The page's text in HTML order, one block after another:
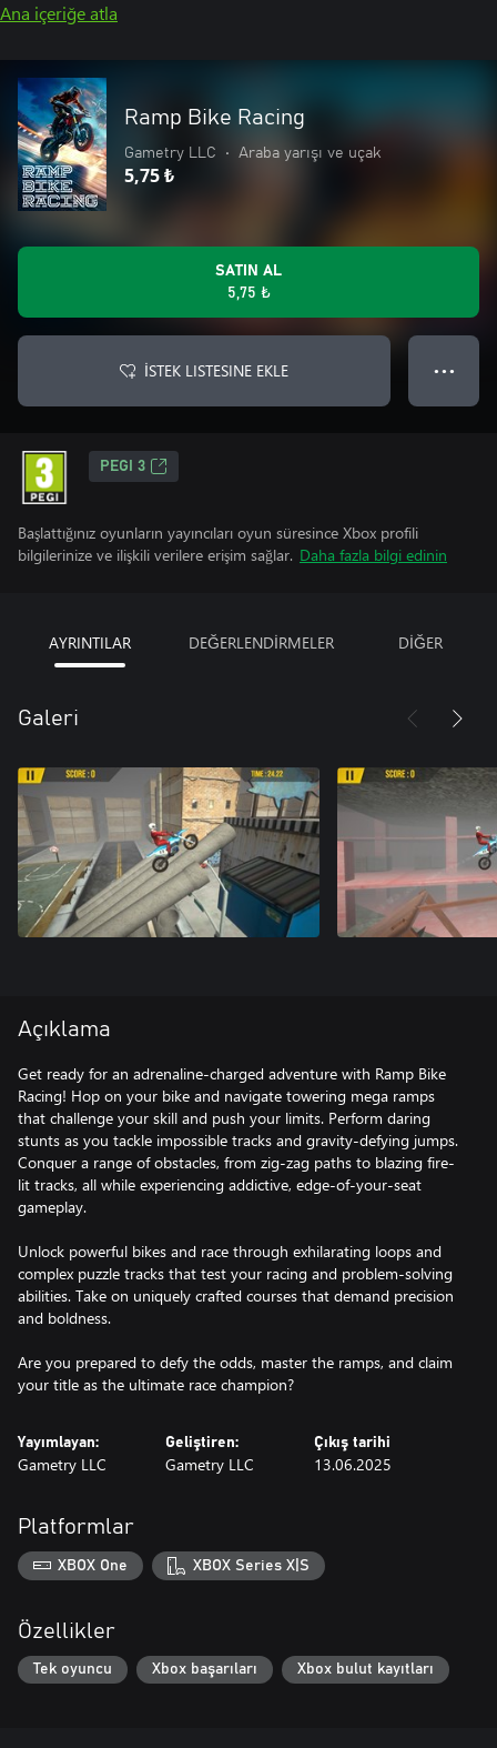
Ana içeriğe atla
Ramp Bike Racing
Gametry LLC • Araba yarışı ve uçak
5,75 ₺
SATIN AL
5,75 ₺
İSTEK LISTESINE EKLE ● ● ●
PEGI 3
Başlattığınız oyunların yayıncıları oyun süresince Xbox profili
bilgilerinize ve ilişkili verilere erişim sağlar. Daha fazla bilgi edinin
AYRINTILAR DEĞERLENDİRMELER DİĞER
Galeri
Açıklama
Get ready for an adrenaline-charged adventure with Ramp Bike
Racing! Hop on your bike and navigate towering mega ramps
that challenge your skill and push your limits. Perform daring
stunts as you tackle impossible tracks and gravity-defying jumps.
Conquer a range of obstacles, from zig-zag paths to blazing fire-
lit tracks, all while experiencing addictive, edge-of-your-seat
gameplay.
Unlock powerful bikes and race through exhilarating loops and
complex puzzle tracks that test your racing and problem-solving
abilities. Take on uniquely crafted courses that demand precision
and boldness.
Are you prepared to defy the odds, master the ramps, and claim
your title as the ultimate race champion?
Yayımlayan:
Gametry LLC
Geliştiren:
Gametry LLC
Çıkış tarihi
13.06.2025
Platformlar
XBOX One XBOX Series X|S
Özellikler
Tek oyuncu Xbox başarıları Xbox bulut kayıtları